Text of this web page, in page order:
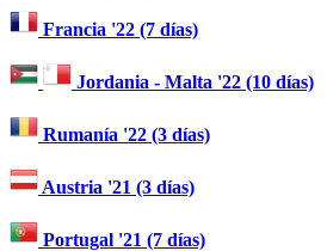
Francia '22 (7 días)
Jordania - Malta '22 (10 días)
Rumanía '22 (3 días)
Austria '21 (3 días)
Portugal '21 (7 días)